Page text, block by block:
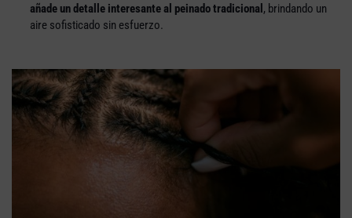
añade un detalle interesante al peinado tradicional , brindando un
aire sofisticado sin esfuerzo.